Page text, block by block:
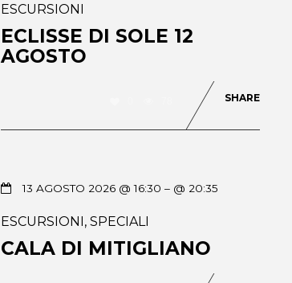
ESCURSIONI
ECLISSE DI SOLE 12
AGOSTO
SHARE
13 AGOSTO 2026 @ 16:30– @ 20:35
ESCURSIONI,SPECIALI
CALA DI MITIGLIANO